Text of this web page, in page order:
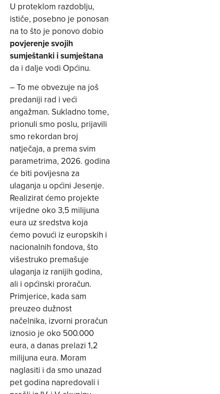
U proteklom razdoblju,
ističe, posebno je ponosan
na to što je ponovo dobio
povjerenje svojih
sumještanki i sumještana
da i dalje vodi Općinu.
– To me obvezuje na još
predaniji rad i veći
angažman. Sukladno tome,
prionuli smo poslu, prijavili
smo rekordan broj
natječaja, a prema svim
parametrima, 2026. godina
će biti povijesna za
ulaganja u općini Jesenje.
Realizirat ćemo projekte
vrijedne oko 3,5 milijuna
eura uz sredstva koja
ćemo povući iz europskih i
nacionalnih fondova, što
višestruko premašuje
ulaganja iz ranijih godina,
ali i općinski proračun.
Primjerice, kada sam
preuzeo dužnost
načelnika, izvorni proračun
iznosio je oko 500.000
eura, a danas prelazi 1,2
milijuna eura. Moram
naglasiti i da smo unazad
pet godina napredovali i